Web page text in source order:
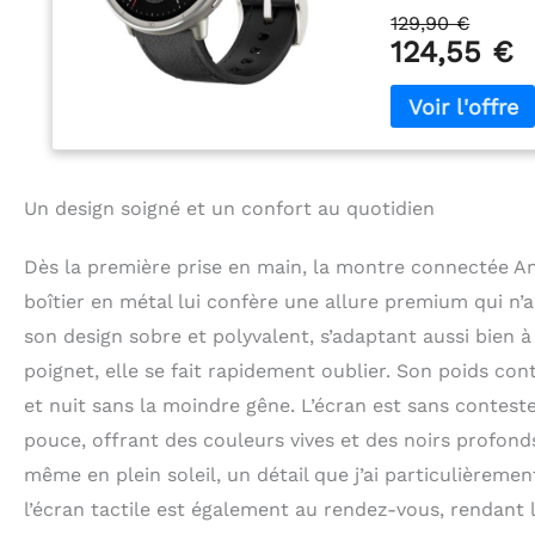
look: La version
bracelet en cuir
version Sport
confort
gratuitement et
entier, y
par satellite
de 160 modes
de 160 modes
padel et yoga.
pouvez nager
au texte: Zepp
Utilisez-le pour
traductions et
L'élégant boîtier
129,90 €
124,55 €
Un design soigné et un confort au quotidien
Dès la première prise en main, la montre connectée
boîtier en métal lui confère une allure premium qui
son design sobre et polyvalent, s’adaptant aussi bien
poignet, elle se fait rapidement oublier. Son poids
et nuit sans la moindre gêne. L’écran est sans
pouce, offrant des couleurs vives et des noirs
même en plein soleil, un détail que j’ai
l’écran tactile est également au rendez-vous,